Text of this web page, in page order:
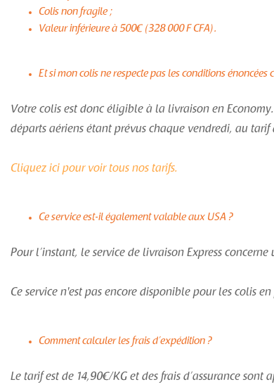
Colis non fragile ;
Valeur inférieure à 500€ (328 000 F CFA).
Et si mon colis ne respecte pas les conditions énoncées
Votre colis est donc éligible à la livraison en
départs aériens étant prévus chaque vendredi, au tarif
Cliquez ici pour voir tous nos tarifs.
Ce service est-il également valable aux USA ?
Pour l’instant, le service de livraison Express
Ce service n'est pas encore disponible pour les colis
Comment calculer les frais d’expédition ?
Le tarif est de 14,90€/KG et des frais d’assurance